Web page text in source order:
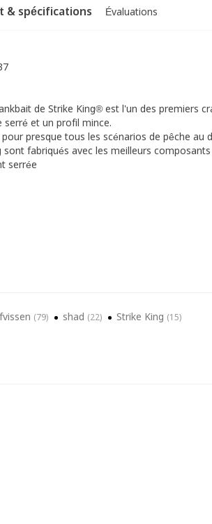
& spécifications Évaluations
de Strike King® est l'un des premiers
serré et un profil mince.
presque tous les scénarios de pêche au
sont fabriqués avec les meilleurs
serrée
(79) shad (22) Strike King (15)